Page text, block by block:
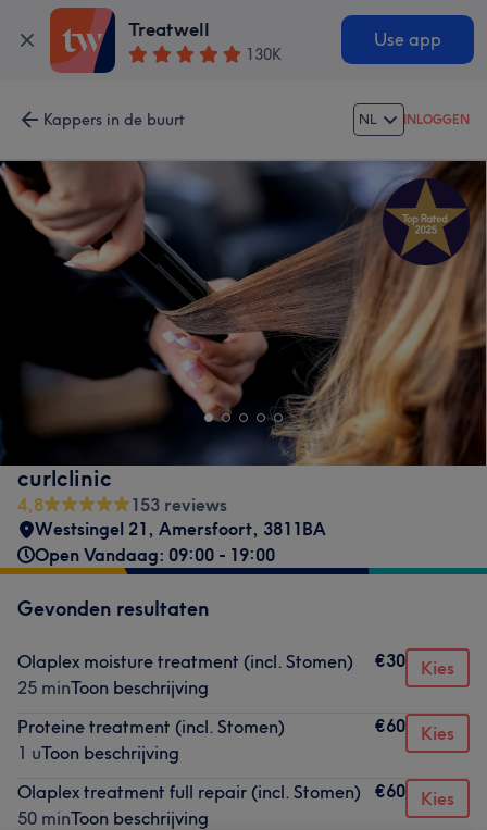
Treatwell
130K
Use app
Kappers in de buurt NL INLOGGEN
curlclinic
4,8
153 reviews
Westsingel 21, Amersfoort, 3811BA
Open Vandaag: 09:00 - 19:00
Gevonden resultaten
Olaplex moisture treatment (incl. Stomen)
25 minToon beschrijving
€30 Kies
Proteine treatment (incl. Stomen)
1 uToon beschrijving
€60 Kies
Olaplex treatment full repair (incl. Stomen)
50 minToon beschrijving
€60 Kies